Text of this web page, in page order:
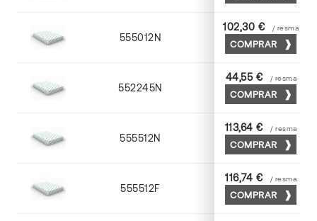
555012N 72 x 102
102,30 € / resma
COMPRAR
552245N 45 x 64
44,55 € / resma
COMPRAR
555512N 72 x 102
113,64 € / resma
COMPRAR
555512F 72 x 102
116,74 € / resma
COMPRAR